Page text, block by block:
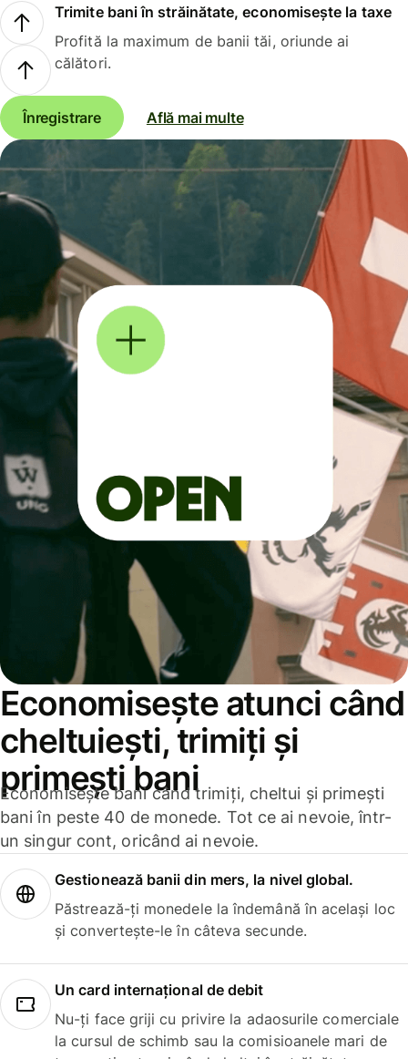
Trimite bani în străinătate, economisește la taxe
Profită la maximum de banii tăi, oriunde ai
călători.
Înregistrare Află mai multe
Economisește atunci când
cheltuiești, trimiți și
primești bani
Economisește bani când trimiți, cheltui și primești
bani în peste 40 de monede. Tot ce ai nevoie, într-
un singur cont, oricând ai nevoie.
Gestionează banii din mers, la nivel global.
Păstrează-ți monedele la îndemână în același loc
și convertește-le în câteva secunde.
Un card internațional de debit
Nu-ți face griji cu privire la adaosurile comerciale
la cursul de schimb sau la comisioanele mari de